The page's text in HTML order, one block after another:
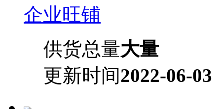
企业旺铺
供货总量大量
更新时间2022-06-03